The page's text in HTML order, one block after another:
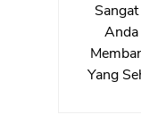
Anda
Yang